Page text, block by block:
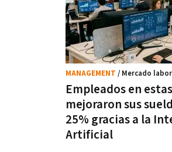
Empleados en
mejoraron sus
25% gracias a la
Artificial
MANAGEMENT / Mercado